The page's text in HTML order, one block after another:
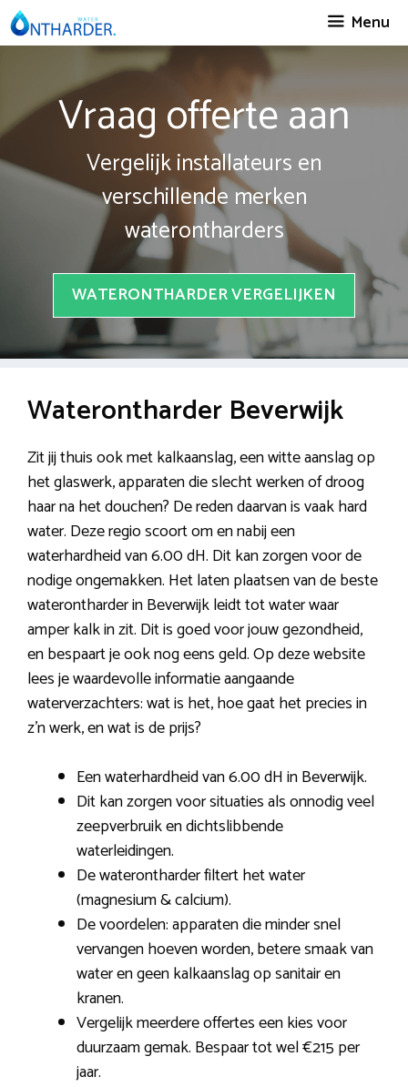
Spring
naar
Menu
Vraag offerte aan
Vergelijk installateurs en
verschillende merken
waterontharders
WATERONTHARDER VERGELIJKEN
Waterontharder Beverwijk
Zit jij thuis ook met kalkaanslag, een witte aanslag op
het glaswerk, apparaten die slecht werken of droog
haar na het douchen? De reden daarvan is vaak hard
water. Deze regio scoort om en nabij een
waterhardheid van 6.00 dH. Dit kan zorgen voor de
nodige ongemakken. Het laten plaatsen van de beste
waterontharder in Beverwijk leidt tot water waar
amper kalk in zit. Dit is goed voor jouw gezondheid,
en bespaart je ook nog eens geld. Op deze website
lees je waardevolle informatie aangaande
waterverzachters: wat is het, hoe gaat het precies in
z’n werk, en wat is de prijs?
Een waterhardheid van 6.00 dH in Beverwijk.
Dit kan zorgen voor situaties als onnodig veel
zeepverbruik en dichtslibbende
waterleidingen.
De waterontharder filtert het water
(magnesium & calcium).
De voordelen: apparaten die minder snel
vervangen hoeven worden, betere smaak van
water en geen kalkaanslag op sanitair en
kranen.
Vergelijk meerdere offertes een kies voor
duurzaam gemak. Bespaar tot wel €215 per
jaar.